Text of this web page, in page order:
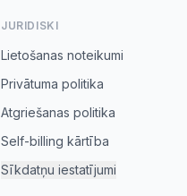
JURIDISKI
Lietošanas noteikumi
Privātuma politika
Atgriešanas politika
Self-billing kārtība
Sīkdatņu iestatījumi